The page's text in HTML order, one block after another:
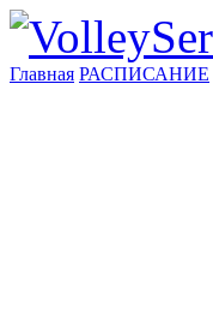
Главная РАСПИСАНИЕ